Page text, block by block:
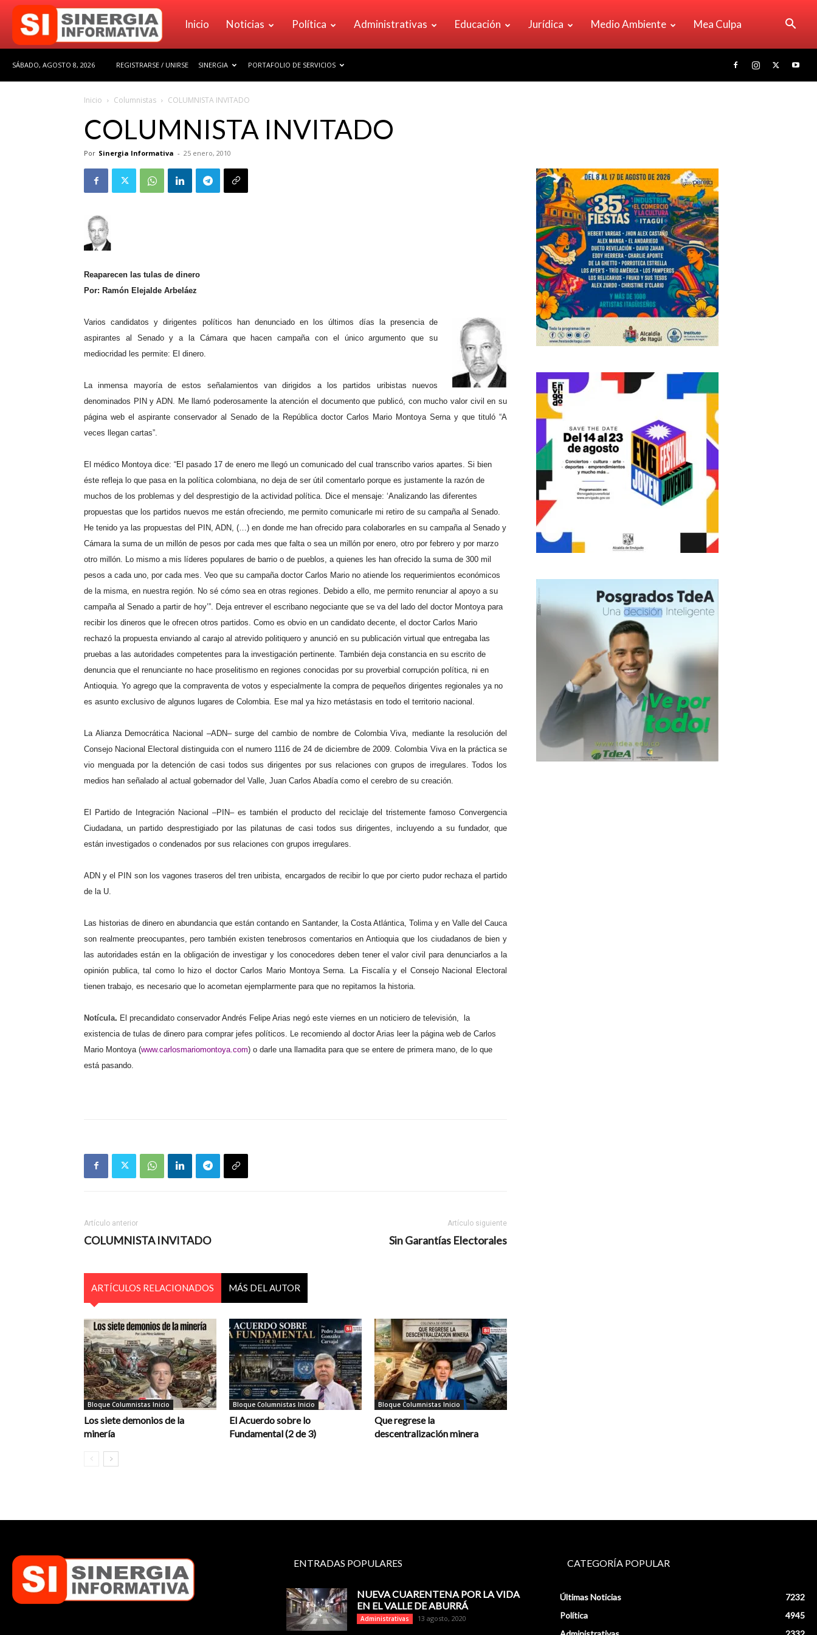
Sinergia
Inicio Noticias Política Administrativas Educación Jurídica Medio Ambiente Mea Culpa
SÁBADO, AGOSTO 8, 2026 REGISTRARSE / UNIRSE SINERGIA PORTAFOLIO DE SERVICIOS
Inicio Columnistas COLUMNISTA INVITADO
COLUMNISTA INVITADO
Por Sinergia Informativa - 25 enero, 2010
Reaparecen las tulas de dinero
Por: Ramón Elejalde Arbeláez
Varios candidatos y dirigentes políticos han denunciado en los últimos días la presencia de
aspirantes al Senado y a la Cámara que hacen campaña con el único argumento que su
mediocridad les permite: El dinero.
La inmensa mayoría de estos señalamientos van dirigidos a los partidos uribistas nuevos
denominados PIN y ADN. Me llamó poderosamente la atención el documento que publicó, con mucho valor civil en su
página web el aspirante conservador al Senado de la República doctor Carlos Mario Montoya Serna y que tituló “A
veces llegan cartas”.
El médico Montoya dice: “El pasado 17 de enero me llegó un comunicado del cual transcribo varios apartes. Si bien
éste refleja lo que pasa en la política colombiana, no deja de ser útil comentarlo porque es justamente la razón de
muchos de los problemas y del desprestigio de la actividad política. Dice el mensaje: ‘Analizando las diferentes
propuestas que los partidos nuevos me están ofreciendo, me permito comunicarle mi retiro de su campaña al Senado.
He tenido ya las propuestas del PIN, ADN, (…) en donde me han ofrecido para colaborarles en su campaña al Senado y
Cámara la suma de un millón de pesos por cada mes que falta o sea un millón por enero, otro por febrero y por marzo
otro millón. Lo mismo a mis líderes populares de barrio o de pueblos, a quienes les han ofrecido la suma de 300 mil
pesos a cada uno, por cada mes. Veo que su campaña doctor Carlos Mario no atiende los requerimientos económicos
de la misma, en nuestra región. No sé cómo sea en otras regiones. Debido a ello, me permito renunciar al apoyo a su
campaña al Senado a partir de hoy’”. Deja entrever el escribano negociante que se va del lado del doctor Montoya para
recibir los dineros que le ofrecen otros partidos. Como es obvio en un candidato decente, el doctor Carlos Mario
rechazó la propuesta enviando al carajo al atrevido politiquero y anunció en su publicación virtual que entregaba las
pruebas a las autoridades competentes para la investigación pertinente. También deja constancia en su escrito de
denuncia que el renunciante no hace proselitismo en regiones conocidas por su proverbial corrupción política, ni en
Antioquia. Yo agrego que la compraventa de votos y especialmente la compra de pequeños dirigentes regionales ya no
es asunto exclusivo de algunos lugares de Colombia. Ese mal ya hizo metástasis en todo el territorio nacional.
La Alianza Democrática Nacional –ADN– surge del cambio de nombre de Colombia Viva, mediante la resolución del
Consejo Nacional Electoral distinguida con el numero 1116 de 24 de diciembre de 2009. Colombia Viva en la práctica se
vio menguada por la detención de casi todos sus dirigentes por sus relaciones con grupos de irregulares. Todos los
medios han señalado al actual gobernador del Valle, Juan Carlos Abadía como el cerebro de su creación.
El Partido de Integración Nacional –PIN– es también el producto del reciclaje del tristemente famoso Convergencia
Ciudadana, un partido desprestigiado por las pilatunas de casi todos sus dirigentes, incluyendo a su fundador, que
están investigados o condenados por sus relaciones con grupos irregulares.
ADN y el PIN son los vagones traseros del tren uribista, encargados de recibir lo que por cierto pudor rechaza el partido
de la U.
Las historias de dinero en abundancia que están contando en Santander, la Costa Atlántica, Tolima y en Valle del Cauca
son realmente preocupantes, pero también existen tenebrosos comentarios en Antioquia que los ciudadanos de bien y
las autoridades están en la obligación de investigar y los conocedores deben tener el valor civil para denunciarlos a la
opinión publica, tal como lo hizo el doctor Carlos Mario Montoya Serna. La Fiscalía y el Consejo Nacional Electoral
tienen trabajo, es necesario que lo acometan ejemplarmente para que no repitamos la historia.
Notícula. El precandidato conservador Andrés Felipe Arias negó este viernes en un noticiero de televisión, la
existencia de tulas de dinero para comprar jefes políticos. Le recomiendo al doctor Arias leer la página web de Carlos
Mario Montoya (www.carlosmariomontoya.com) o darle una llamadita para que se entere de primera mano, de lo que
está pasando.
Artículo anterior
COLUMNISTA INVITADO
Artículo siguiente
Sin Garantías Electorales
ARTÍCULOS RELACIONADOS MÁS DEL AUTOR
Bloque Columnistas Inicio
Los siete demonios de la
minería
Bloque Columnistas Inicio
El Acuerdo sobre lo
Fundamental (2 de 3)
Bloque Columnistas Inicio
Que regrese la
descentralización minera
ENTRADAS POPULARES
NUEVA CUARENTENA POR LA VIDA
EN EL VALLE DE ABURRÁ
Administrativas 13 agosto, 2020
CATEGORÍA POPULAR
Últimas Noticias
7232
Política
4945